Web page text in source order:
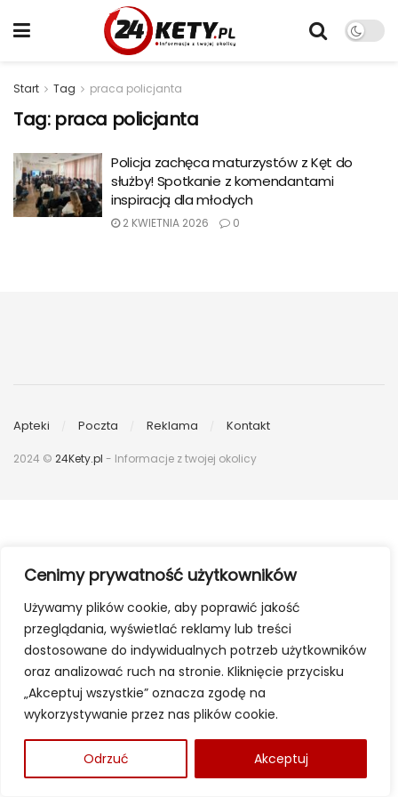
Cenimy prywatność użytkowników
Używamy plików cookie, aby poprawić jakość
przeglądania, wyświetlać reklamy lub treści
dostosowane do indywidualnych potrzeb użytkowników
oraz analizować ruch na stronie. Kliknięcie przycisku
„Akceptuj wszystkie” oznacza zgodę na
wykorzystywanie przez nas plików cookie.
Odrzuć Akceptuj
Start Tag praca policjanta
Tag: praca policjanta
Policja zachęca maturzystów z Kęt do
służby! Spotkanie z komendantami
inspiracją dla młodych
2 KWIETNIA 2026 0
Apteki Poczta Reklama Kontakt
2024 © 24Kety.pl - Informacje z twojej okolicy